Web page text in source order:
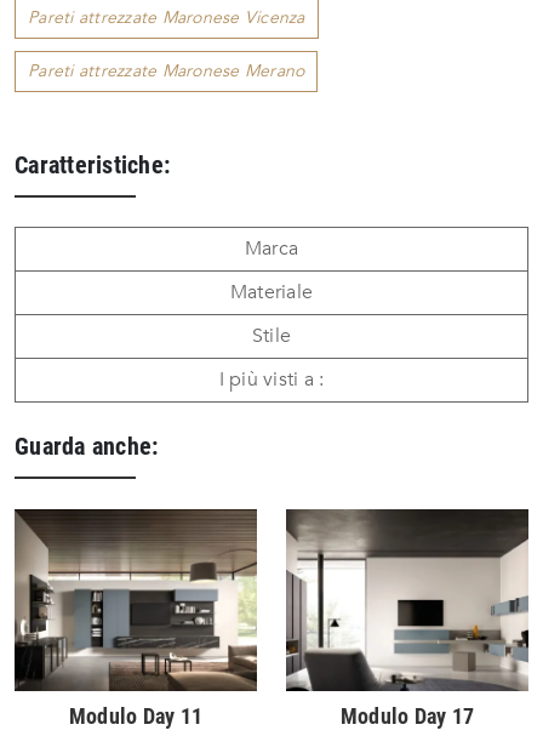
Pareti attrezzate Maronese Vicenza
Pareti attrezzate Maronese Merano
Caratteristiche:
Marca
Materiale
Stile
I più visti a :
Guarda anche:
Modulo Day 11 Modulo Day 17